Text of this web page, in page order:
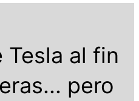
Tesla al fin
pero